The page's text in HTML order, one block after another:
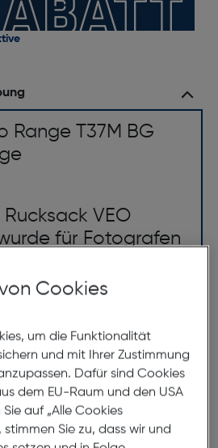
Range T37M BG
VEO
für Fotografen
einen 9,7-
bietet maximale
anpassbaren Innen-
VEO Range T37M wurde für
Cookies
um die Funktionalität
und mit Ihrer Zustimmung
Dafür sind Cookies
dem EU-Raum und den USA
auf „Alle Cookies
stimmen Sie zu, dass wir und